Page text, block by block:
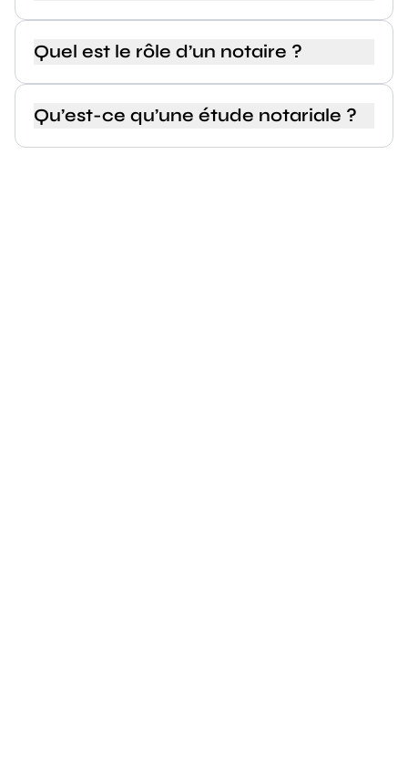
Quel est le rôle d’un notaire ?
Qu’est-ce qu’une étude notariale ?